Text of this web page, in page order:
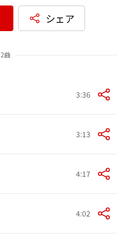
シェア
曲
3:36
3:13
4:17
4:02